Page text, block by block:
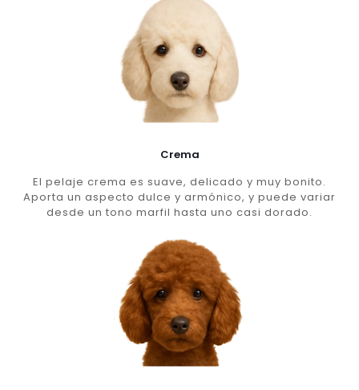
Crema
El pelaje crema es suave, delicado y muy bonito.
Aporta un aspecto dulce y armónico, y puede variar
desde un tono marfil hasta uno casi dorado.